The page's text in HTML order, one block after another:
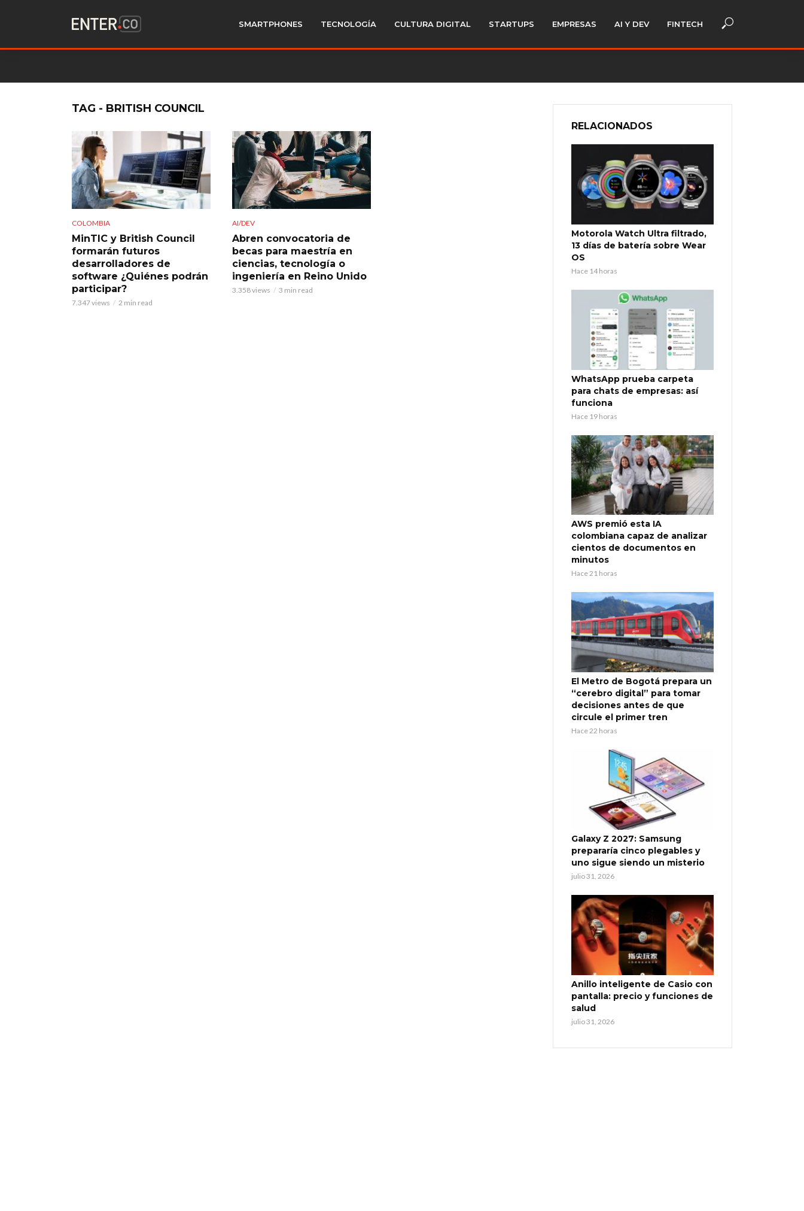
SMARTPHONES TECNOLOGÍA CULTURA DIGITAL STARTUPS EMPRESAS AI Y DEV FINTECH
TAG - BRITISH COUNCIL
COLOMBIA
MinTIC y British Council
formarán futuros
desarrolladores de
software ¿Quiénes podrán
participar?
7.347 views 2 min read
AI/DEV
Abren convocatoria de
becas para maestría en
ciencias, tecnología o
ingeniería en Reino Unido
3.358 views 3 min read
RELACIONADOS
Motorola Watch Ultra filtrado,
13 días de batería sobre Wear
OS
Hace 14 horas
WhatsApp prueba carpeta
para chats de empresas: así
funciona
Hace 19 horas
AWS premió esta IA
colombiana capaz de analizar
cientos de documentos en
minutos
Hace 21 horas
El Metro de Bogotá prepara un
“cerebro digital” para tomar
decisiones antes de que
circule el primer tren
Hace 22 horas
Galaxy Z 2027: Samsung
prepararía cinco plegables y
uno sigue siendo un misterio
julio 31, 2026
Anillo inteligente de Casio con
pantalla: precio y funciones de
salud
julio 31, 2026